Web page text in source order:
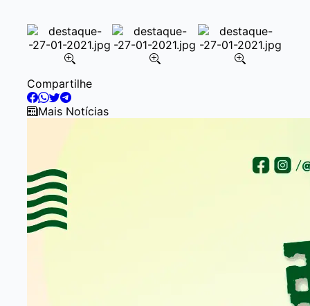
Item
2
of
Compartilhe
Mais Notícias